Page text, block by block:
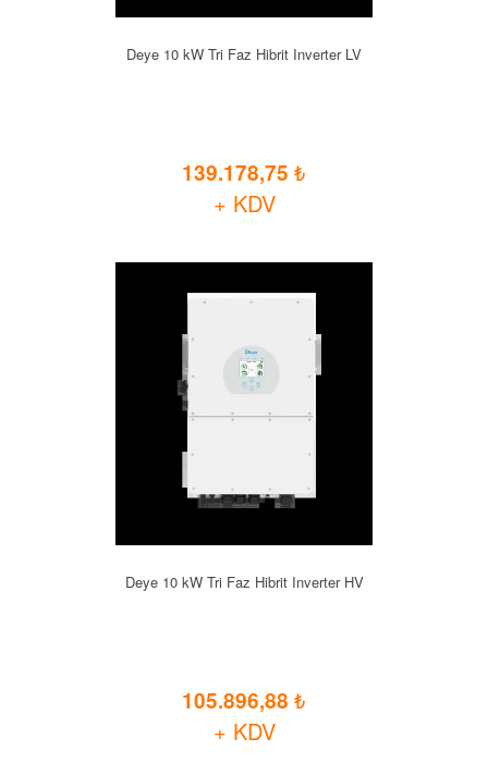
Deye 10 kW Tri Faz Hibrit Inverter LV
139.178,75
+ KDV
Deye 10 kW Tri Faz Hibrit Inverter HV
105.896,88
+ KDV